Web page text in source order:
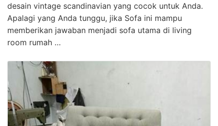
desain vintage scandinavian yang cocok untuk Anda.
Apalagi yang Anda tunggu, jika Sofa ini mampu
memberikan jawaban menjadi sofa utama di living
room rumah …